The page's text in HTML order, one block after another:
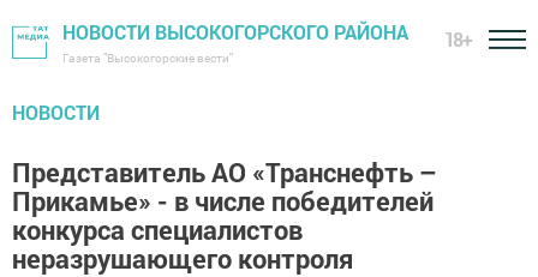
НОВОСТИ ВЫСОКОГОРСКОГО РАЙОНА
Газета "Высокогорские вести"
18+
НОВОСТИ
Представитель АО «Транснефть –
Прикамье» - в числе победителей
конкурса специалистов
неразрушающего контроля